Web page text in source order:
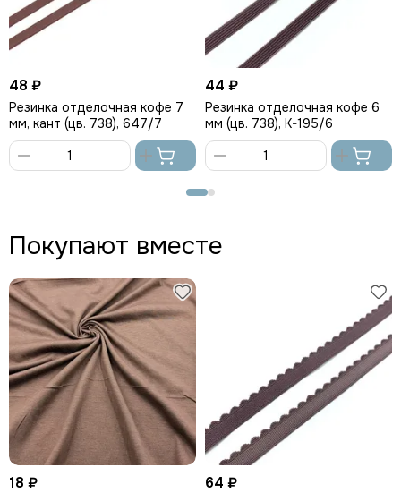
48 ₽
Резинка отделочная кофе 7
мм, кант (цв. 738), 647/7
корзину
44 ₽
Резинка отделочная кофе 6
мм (цв. 738), K-195/6
Покупают вместе
18 ₽ 64 ₽